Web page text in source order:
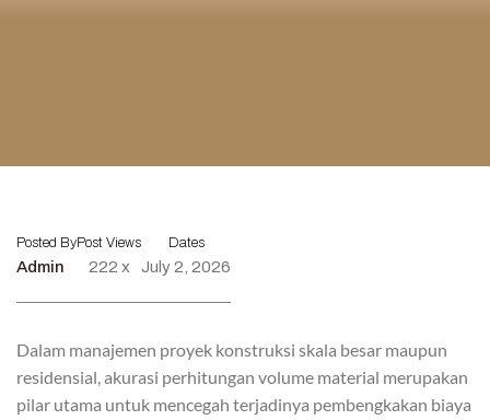
Posted By
Admin
Post Views
222 x
Dates
July 2, 2026
Dalam manajemen proyek konstruksi skala besar maupun
residensial, akurasi perhitungan volume material merupakan
pilar utama untuk mencegah terjadinya pembengkakan biaya